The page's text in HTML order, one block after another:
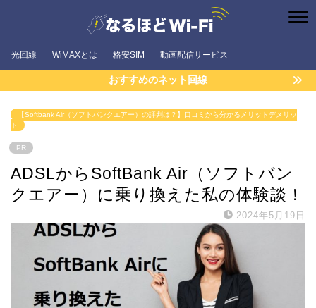
光回線 WiMAXとは 格安SIM 動画配信サービス
おすすめのネット回線
【Softbank Air（ソフトバンクエアー）の評判は？】口コミから分かるメリットデメリッ
ト
PR
ADSLからSoftBank Air（ソフトバン
クエアー）に乗り換えた私の体験談！
2024年5月19日